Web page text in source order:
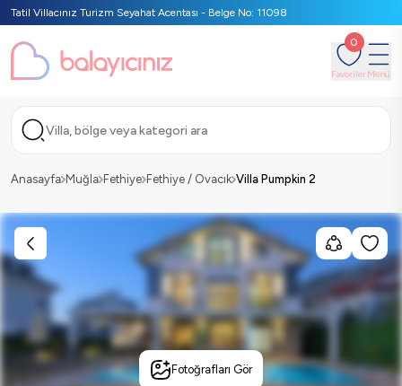
Tatil Villacınız Turizm Seyahat Acentası - Belge No: 11098
0
FavorilerMenü
Villa, bölge veya kategori ara
Anasayfa Muğla Fethiye Fethiye / Ovacık Villa Pumpkin 2
Fotoğrafları Gör